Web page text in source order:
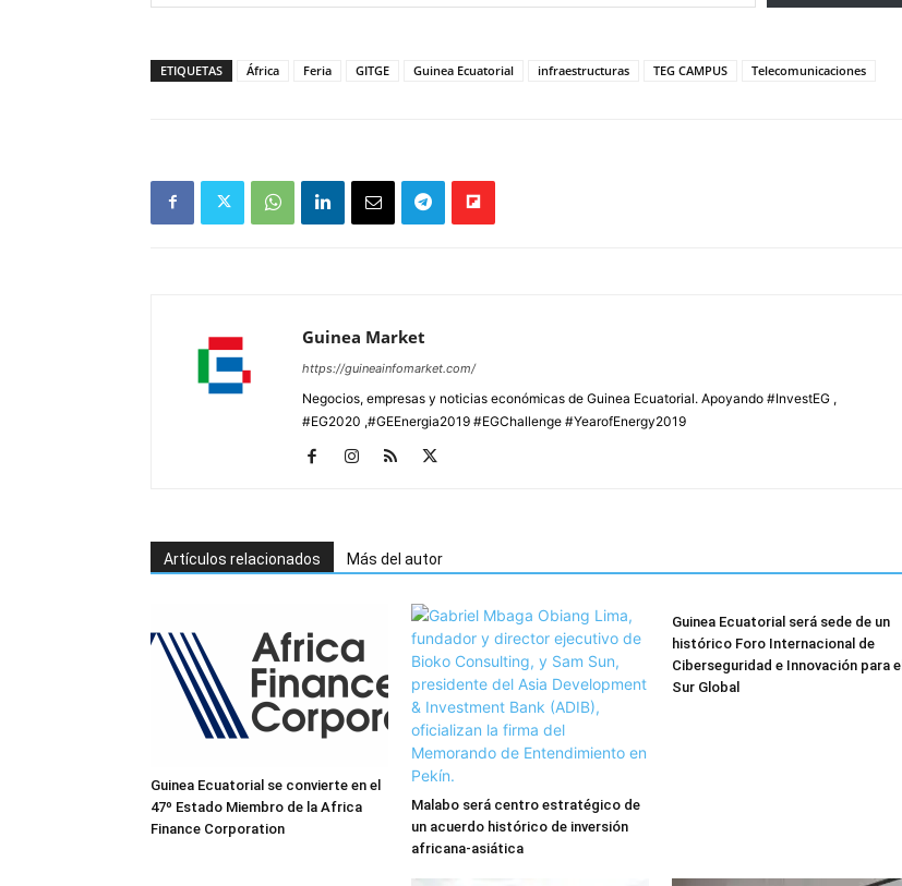
ETIQUETAS África Feria GITGE Guinea Ecuatorial infraestructuras TEG CAMPUS Telecomunicaciones
Guinea Market
https://guineainfomarket.com/
Negocios, empresas y noticias económicas de Guinea Ecuatorial. Apoyando #InvestEG ,
#EG2020 ,#GEEnergia2019 #EGChallenge #YearofEnergy2019
Artículos relacionados Más del autor
Guinea Ecuatorial se convierte en el
47º Estado Miembro de la Africa
Finance Corporation
Malabo será centro estratégico de
un acuerdo histórico de inversión
africana-asiática
Guinea Ecuatorial será sede de un
histórico Foro Internacional de
Ciberseguridad e Innovación para el
Sur Global